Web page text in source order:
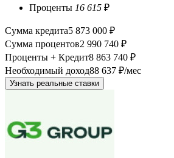
Проценты 16 615 ₽
Сумма кредита5 873 000 ₽
Сумма процентов2 990 740 ₽
Проценты + Кредит8 863 740 ₽
Необходимый доход88 637 ₽/мес
Узнать реальные ставки